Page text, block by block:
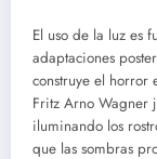
El uso de la luz es
adaptaciones
construye el horror
Fritz Arno Wagner
iluminando los
que las sombras